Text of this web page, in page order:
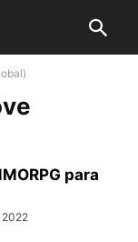
para
2022